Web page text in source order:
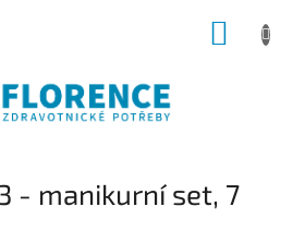
- manikurní set, 7